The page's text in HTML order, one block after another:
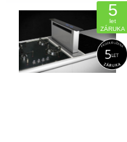
5
let
ZÁRUKA